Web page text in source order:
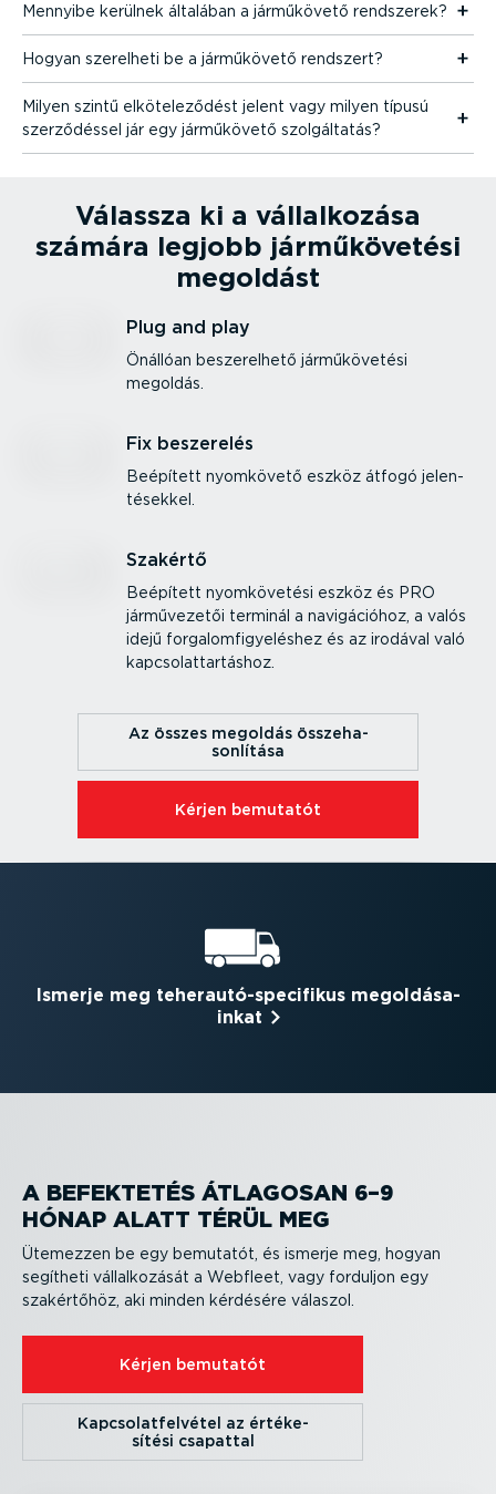
Mennyibe kerülnek általában a járműkövető rendszerek?
Hogyan szerelheti be a járműkövető rendszert?
Milyen szintű elköte­le­ződést jelent vagy milyen típusú
szerző­déssel jár egy járműkövető szolgál­tatás?
Válassza ki a vállal­kozása
számára legjobb jármű­kö­vetési
megoldást
Plug and play
Önállóan besze­relhető jármű­kö­vetési
megoldás.
Fix beszerelés
Beépített nyomkövető eszköz átfogó jelen­
té­sekkel.
Szakértő
Beépített nyomkö­vetési eszköz és PRO
jármű­ve­zetői terminál a navigá­cióhoz, a valós
idejű forga­lom­fi­gye­léshez és az irodával való
kapcso­lat­tar­táshoz.
Az összes megoldás össze­ha­
son­lítása
Kérjen bemutatót
Ismerje meg teher­au­tó-­spe­ci­fikus megol­dá­sa­
inkat
A BEFEKTETÉS ÁTLAGOSAN 6–9
HÓNAP ALATT TÉRÜL MEG
Ütemezzen be egy bemutatót, és ismerje meg, hogyan
segítheti vállal­ko­zását a Webfleet, vagy forduljon egy
szakértőhöz, aki minden kérdésére válaszol.
Kérjen bemutatót
Kapcso­lat­fel­vétel az értéke­
sítési csapattal